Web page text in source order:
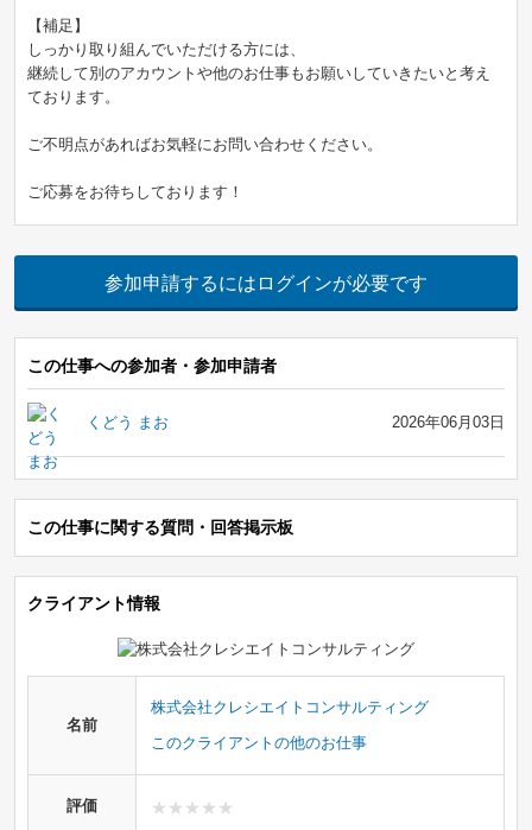
【補足】
しっかり取り組んでいただける方には、
継続して別のアカウントや他のお仕事もお願いしていきたいと考え
ております。
ご不明点があればお気軽にお問い合わせください。
ご応募をお待ちしております！
参加申請するにはログインが必要です
この仕事への参加者・参加申請者
くどう まお 2026年06月03日
この仕事に関する質問・回答掲示板
クライアント情報
名前
株式会社クレシエイトコンサルティング
このクライアントの他のお仕事
評価